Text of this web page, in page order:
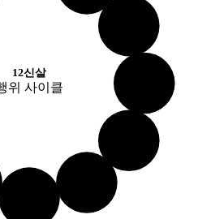
12신살
위 사이클